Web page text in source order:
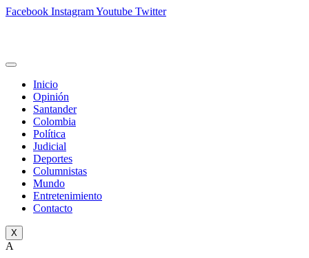
Facebook InstagramYoutube Twitter
Inicio
Opinión
Santander
Colombia
Política
Judicial
Deportes
Columnistas
Mundo
Entretenimiento
Contacto
X
A